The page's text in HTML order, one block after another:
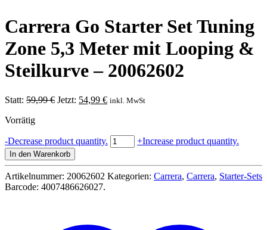
Carrera Go Starter Set Tuning
Zone 5,3 Meter mit Looping &
Steilkurve – 20062602
Statt: 59,99€ Ursprünglicher
Jetzt: 54,99 €Aktueller
inkl. MwSt
Vorrätig
-Decrease product quantity. Carrera
Go
Set
Tuning
+Increase product quantity.
In den Warenkorb
Artikelnummer: 20062602 Kategorien: Carrera, Carrera, Starter-Sets
Barcode: 4007486626027.